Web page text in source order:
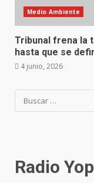
Medio Ambiente
Tribunal frena la
hasta que se
4 junio, 2026
Buscar:
Radio